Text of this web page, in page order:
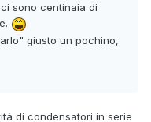
sono centinaia di
giusto un pochino,
di condensatori in serie